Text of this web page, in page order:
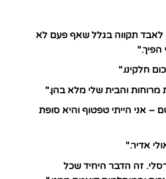
לאבד תקווה בגלל שאף פעם לא
הפיך."
חלקינו."
והבית שלי מלא בהן."
– אני הייתי טפטוף והיא סופת
אדיר."
זה הדבר היחיד שכל